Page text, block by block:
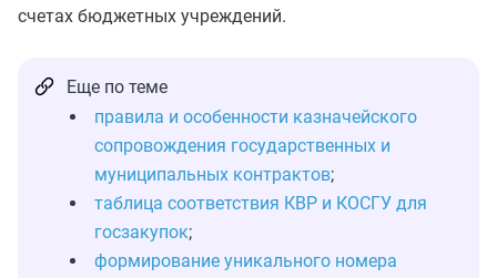
счетах бюджетных учреждений.
Еще по теме
правила и особенности казначейского
сопровождения государственных и
муниципальных контрактов;
таблица соответствия КВР и КОСГУ для
госзакупок;
формирование уникального номера